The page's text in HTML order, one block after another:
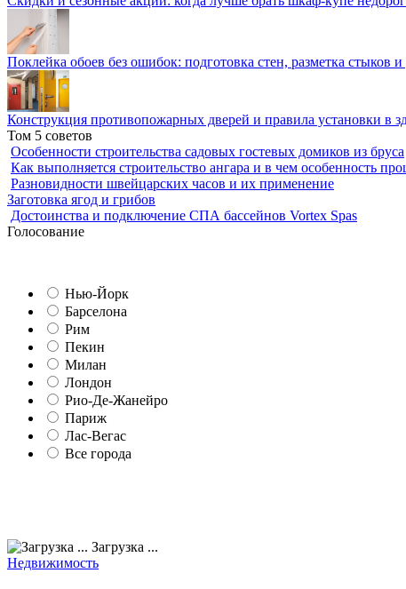
Поклейка обоев без ошибок: подготовка стен, разметка стыков и
Конструкция противопожарных дверей и правила установки в
Том 5 советов
Особенности строительства садовых гостевых домиков из бруса
Как выполняется строительство ангара и в чем особенность
Разновидности швейцарских часов и их применение
Заготовка ягод и грибов
Достоинства и подключение СПА бассейнов Vortex Spas
Голосование
Нью-Йорк
Барселона
Рим
Пекин
Милан
Лондон
Рио-Де-Жанейро
Париж
Лас-Вегас
Все города
Загрузка ...
Недвижимость